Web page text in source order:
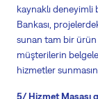
kaynaklı
Bankası,
sunan tam bir ürün
müşterilerin
hizmetler
5/ Hizmet Masası